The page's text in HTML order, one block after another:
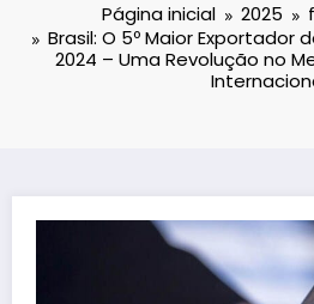
Página inicial 2025
Brasil: O 5º Maior Exportador
2024 – Uma Revolução no